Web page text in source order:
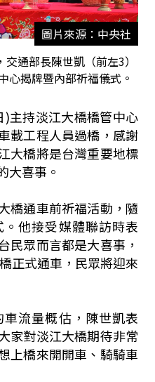
圖片來源：中央社
通部長陳世凱（前左3）
心揭牌暨內部祈福儀式。
主持淡江大橋橋管中心
載工程人員過橋，感謝
大橋將是台灣重要地標
大喜事。
橋通車前祈福活動，隨
他接受媒體聯訪時表
民眾而言都是大喜事，
正式通車，民眾將迎來
流量概估，陳世凱表
家對淡江大橋期待非常
上橋來開開車、騎騎車